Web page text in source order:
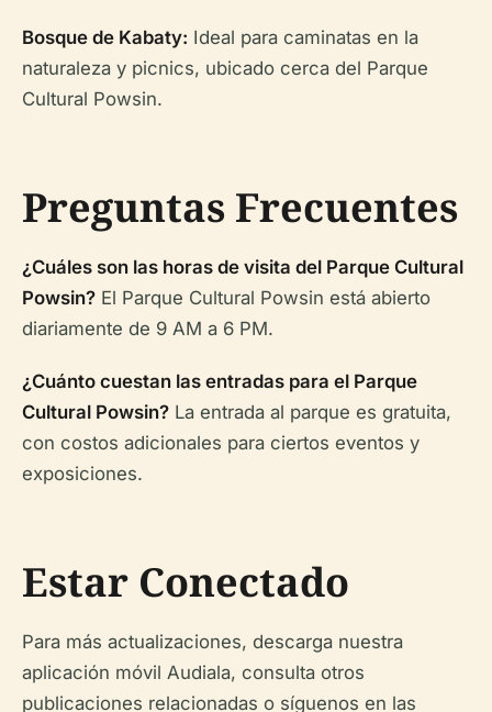
Bosque de Kabaty: Ideal para caminatas en la
naturaleza y picnics, ubicado cerca del Parque
Cultural Powsin.
Preguntas Frecuentes
¿Cuáles son las horas de visita del Parque Cultural
Powsin? El Parque Cultural Powsin está abierto
diariamente de 9 AM a 6 PM.
¿Cuánto cuestan las entradas para el Parque
Cultural Powsin? La entrada al parque es gratuita,
con costos adicionales para ciertos eventos y
exposiciones.
Estar Conectado
Para más actualizaciones, descarga nuestra
aplicación móvil Audiala, consulta otros
publicaciones relacionadas o síguenos en las